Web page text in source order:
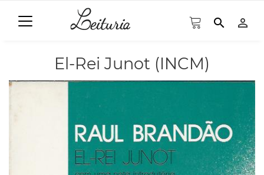
search person_outline
El-Rei Junot (INCM)